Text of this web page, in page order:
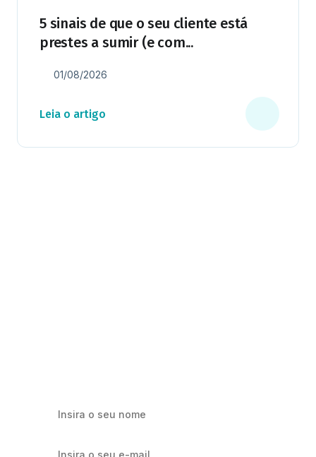
5 sinais de que o seu cliente está
prestes a sumir (e com...
01/08/2026
Leia o artigo